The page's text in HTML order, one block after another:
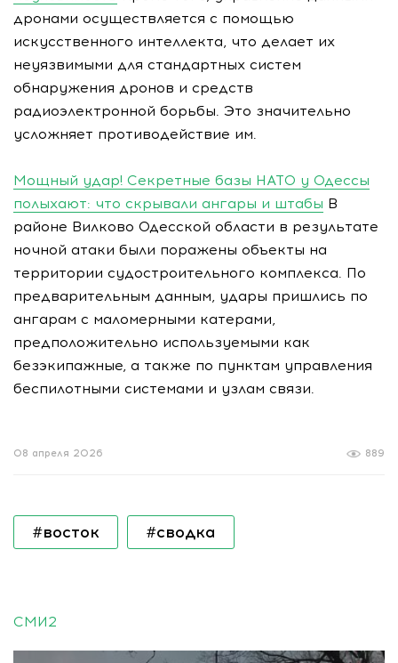
дронами осуществляется с помощью
искусственного интеллекта, что делает их
неуязвимыми для стандартных систем
обнаружения дронов и средств
радиоэлектронной борьбы. Это значительно
усложняет противодействие им.
Мощный удар! Секретные базы НАТО у Одессы
полыхают: что скрывали ангары и штабы В
районе Вилково Одесской области в результате
ночной атаки были поражены объекты на
территории судостроительного комплекса. По
предварительным данным, удары пришлись по
ангарам с маломерными катерами,
предположительно используемыми как
безэкипажные, а также по пунктам управления
беспилотными системами и узлам связи.
889
08 апреля 2026
#восток #сводка
СМИ2